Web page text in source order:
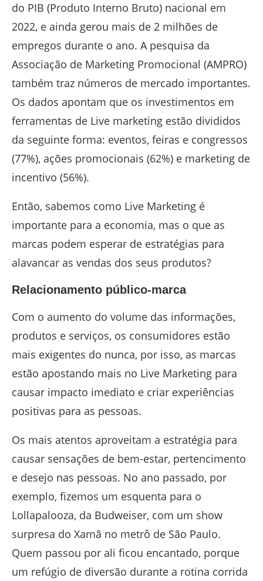
do PIB (Produto Interno Bruto) nacional em
2022, e ainda gerou mais de 2 milhões de
empregos durante o ano. A pesquisa da
Associação de Marketing Promocional (AMPRO)
também traz números de mercado importantes.
Os dados apontam que os investimentos em
ferramentas de Live marketing estão divididos
da seguinte forma: eventos, feiras e congressos
(77%), ações promocionais (62%) e marketing de
incentivo (56%).
Então, sabemos como Live Marketing é
importante para a economia, mas o que as
marcas podem esperar de estratégias para
alavancar as vendas dos seus produtos?
Relacionamento público-marca
Com o aumento do volume das informações,
produtos e serviços, os consumidores estão
mais exigentes do nunca, por isso, as marcas
estão apostando mais no Live Marketing para
causar impacto imediato e criar experiências
positivas para as pessoas.
Os mais atentos aproveitam a estratégia para
causar sensações de bem-estar, pertencimento
e desejo nas pessoas. No ano passado, por
exemplo, fizemos um esquenta para o
Lollapalooza, da Budweiser, com um show
surpresa do Xamã no metrô de São Paulo.
Quem passou por ali ficou encantado, porque
um refúgio de diversão durante a rotina corrida